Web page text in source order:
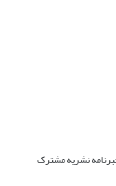
نشریه مشترک